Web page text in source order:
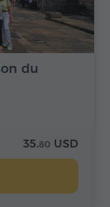
du
35.80 USD